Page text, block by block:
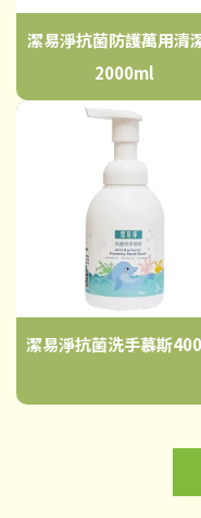
潔易淨抗菌防護萬用清
2000ml
潔易淨抗菌洗手慕斯